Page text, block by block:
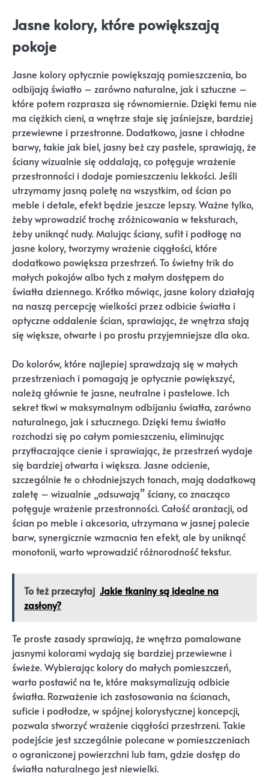
Jasne kolory, które powiększają
pokoje
Jasne kolory optycznie powiększają pomieszczenia, bo
odbijają światło – zarówno naturalne, jak i sztuczne –
które potem rozprasza się równomiernie. Dzięki temu nie
ma ciężkich cieni, a wnętrze staje się jaśniejsze, bardziej
przewiewne i przestronne. Dodatkowo, jasne i chłodne
barwy, takie jak biel, jasny beż czy pastele, sprawiają, że
ściany wizualnie się oddalają, co potęguje wrażenie
przestronności i dodaje pomieszczeniu lekkości. Jeśli
utrzymamy jasną paletę na wszystkim, od ścian po
meble i detale, efekt będzie jeszcze lepszy. Ważne tylko,
żeby wprowadzić trochę zróżnicowania w teksturach,
żeby uniknąć nudy. Malując ściany, sufit i podłogę na
jasne kolory, tworzymy wrażenie ciągłości, które
dodatkowo powiększa przestrzeń. To świetny trik do
małych pokojów albo tych z małym dostępem do
światła dziennego. Krótko mówiąc, jasne kolory działają
na naszą percepcję wielkości przez odbicie światła i
optyczne oddalenie ścian, sprawiając, że wnętrza stają
się większe, otwarte i po prostu przyjemniejsze dla oka.
Do kolorów, które najlepiej sprawdzają się w małych
przestrzeniach i pomagają je optycznie powiększyć,
należą głównie te jasne, neutralne i pastelowe. Ich
sekret tkwi w maksymalnym odbijaniu światła, zarówno
naturalnego, jak i sztucznego. Dzięki temu światło
rozchodzi się po całym pomieszczeniu, eliminując
przytłaczające cienie i sprawiając, że przestrzeń wydaje
się bardziej otwarta i większa. Jasne odcienie,
szczególnie te o chłodniejszych tonach, mają dodatkową
zaletę – wizualnie „odsuwają” ściany, co znacząco
potęguje wrażenie przestronności. Całość aranżacji, od
ścian po meble i akcesoria, utrzymana w jasnej palecie
barw, synergicznie wzmacnia ten efekt, ale by uniknąć
monotonii, warto wprowadzić różnorodność tekstur.
To też przeczytaj Jakie tkaniny są idealne na
zasłony?
Te proste zasady sprawiają, że wnętrza pomalowane
jasnymi kolorami wydają się bardziej przewiewne i
świeże. Wybierając kolory do małych pomieszczeń,
warto postawić na te, które maksymalizują odbicie
światła. Rozważenie ich zastosowania na ścianach,
suficie i podłodze, w spójnej kolorystycznej koncepcji,
pozwala stworzyć wrażenie ciągłości przestrzeni. Takie
podejście jest szczególnie polecane w pomieszczeniach
o ograniczonej powierzchni lub tam, gdzie dostęp do
światła naturalnego jest niewielki.